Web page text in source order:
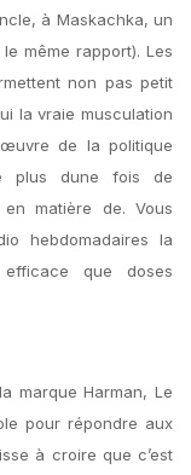
à Maskachka, un
même rapport). Les
non pas petit
la vraie musculation
de la politique
plus dune fois de
matière de. Vous
hebdomadaires la
que doses
marque Harman, Le
pour répondre aux
à croire que c’est